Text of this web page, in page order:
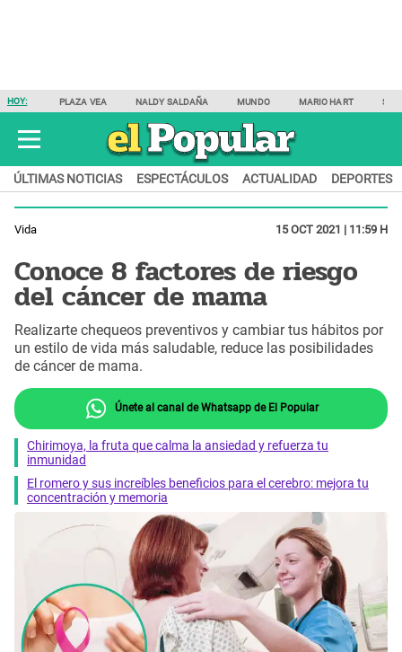
HOY: PLAZA VEA NALDY SALDAÑA MUNDO MARIO HART
ÚLTIMAS NOTICIAS ESPECTÁCULOS ACTUALIDAD DEPORTES
Vida 15 OCT 2021 | 11:59 H
Conoce 8 factores de riesgo
del cáncer de mama
Realizarte chequeos preventivos y cambiar tus hábitos por
un estilo de vida más saludable, reduce las posibilidades
de cáncer de mama.
Únete al canal de Whatsapp de El Popular
Chirimoya, la fruta que calma la ansiedad y refuerza tu
inmunidad
El romero y sus increíbles beneficios para el cerebro: mejora tu
concentración y memoria